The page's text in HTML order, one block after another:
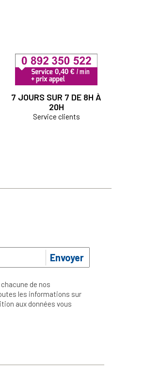
7 JOURS SUR 7 DE 8H À
20H
Service clients
Envoyer
de nos
les informations sur
aux données vous